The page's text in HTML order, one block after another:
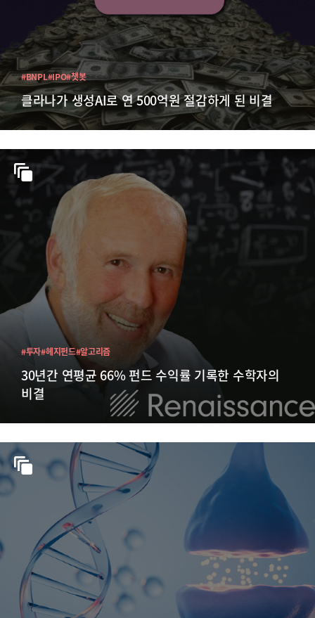
클라나가 생성AI로 연 500억원 절감하게 된 비결
#BNPL#IPO#챗봇
30년간 연평균 66% 펀드 수익률 기록한 수학자의
비결
#투자#헤지펀드#알고리즘